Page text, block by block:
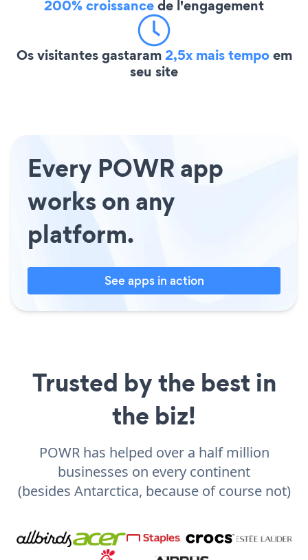
200% croissancede l'engagement
Os visitantes gastaram2,5x mais tempoem
seu site
Every POWR app
works on any
platform.
See apps in action
Trusted by the best in
the biz!
POWR has helped over a half million
businesses on every continent
(besides Antarctica, because of course not)